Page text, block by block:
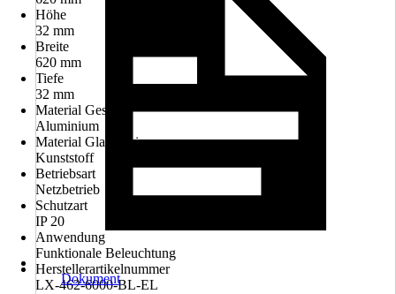
Höhe
32 mm
Breite
620 mm
Tiefe
32 mm
Material Gestell
Aluminium
Material Glas/Schirm
Kunststoff
Betriebsart
Netzbetrieb
Schutzart
IP 20
Anwendung
Funktionale Beleuchtung
Herstellerartikelnummer
LX-462-6000-BL-EL
Dokument